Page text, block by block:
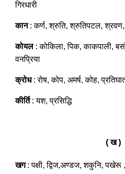
गिरधारी
कान: कर्ण, श्रुति, श्रुतिपटल,
कोयल: कोकिला, पिक, काकपाली,
वनप्रिया
क्रोध: रोष, कोप, अमर्ष, कोह,
कीर्ति: यश, प्रसिद्धि
( ख )
खग: पक्षी, द्विज,अण्डज, शकुनि, पखेरू